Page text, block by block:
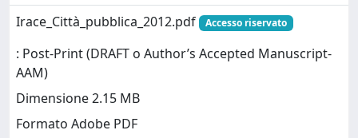
Irace_Città_pubblica_2012.pdf
Accesso riservato
: Post-Print (DRAFT o Author’s Accepted Manuscript-
AAM)
Dimensione 2.15 MB
Formato Adobe PDF